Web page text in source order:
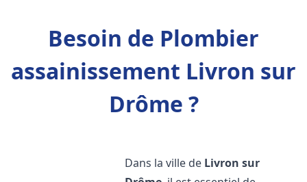
Besoin de Plombier
assainissement Livron sur
Drôme ?
Dans la ville de Livron sur